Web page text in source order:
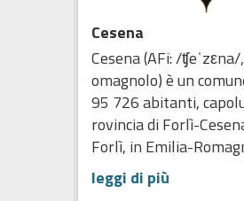
Cesena
Cesena (AFi: /
omagnolo) è un
95 726 abitanti,
rovincia di Forlì-
Forlì, in Emilia-
leggi di più